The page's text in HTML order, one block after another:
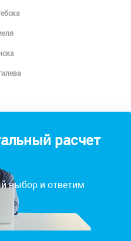
расчет
выбор и ответим